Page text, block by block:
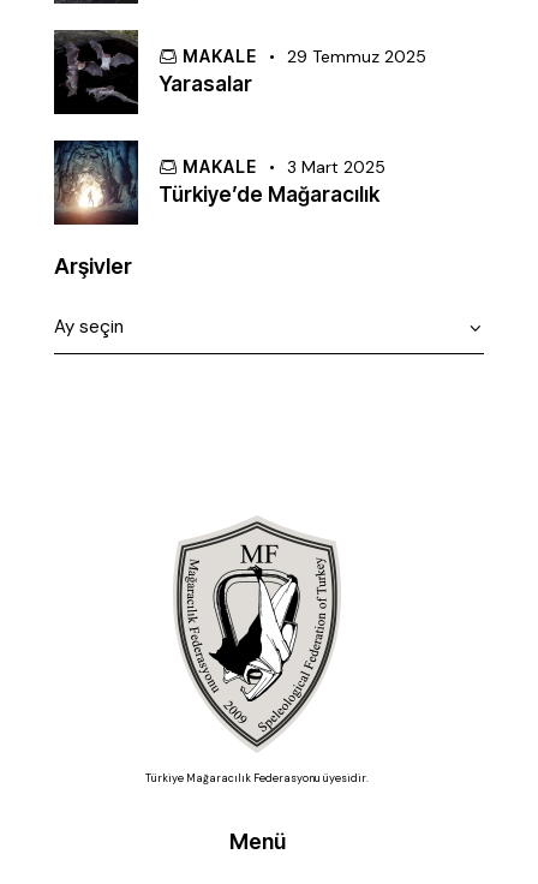
MAKALE 29 Temmuz 2025
Yarasalar
MAKALE 3 Mart 2025
Türkiye’de Mağaracılık
Arşivler
Türkiye Mağaracılık Federasyonu üyesidir.
Menü